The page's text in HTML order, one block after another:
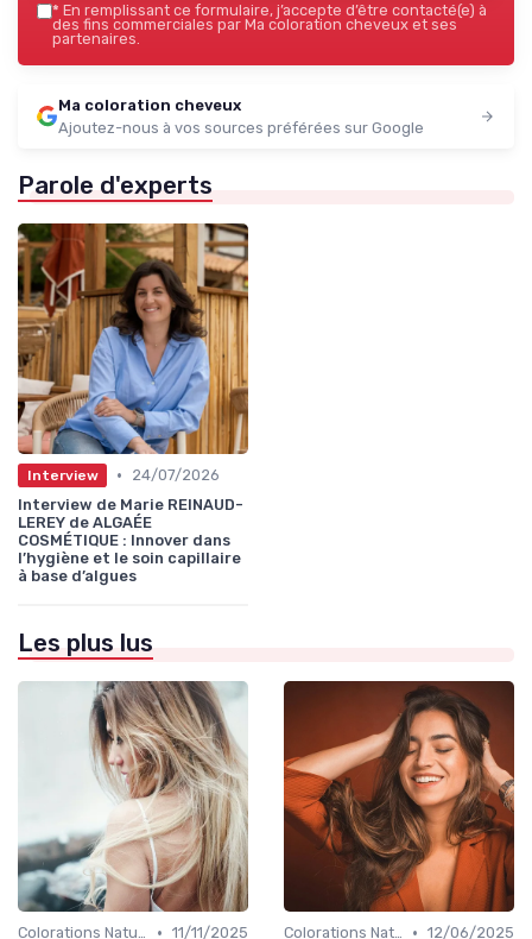
* En remplissant ce formulaire, j’accepte d’être contacté(e) à
des fins commerciales par Ma coloration cheveux et ses
partenaires.
Ma coloration cheveux
Ajoutez-nous à vos sources préférées sur Google
Parole d'experts
Interview •
24/07/2026
Interview de Marie REINAUD-
LEREY de ALGAÉE
COSMÉTIQUE : Innover dans
l’hygiène et le soin capillaire
à base d’algues
Les plus lus
Colorations Naturelles et Bio • 11/11/2025 Colorations Naturelles et Bio • 12/06/2025